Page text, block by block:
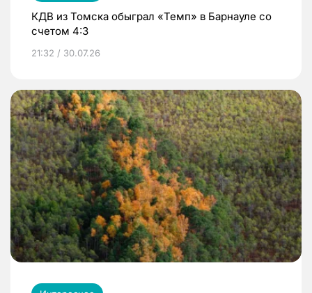
КДВ из Томска обыграл «Темп» в Барнауле со
счетом 4:3
21:32 / 30.07.26